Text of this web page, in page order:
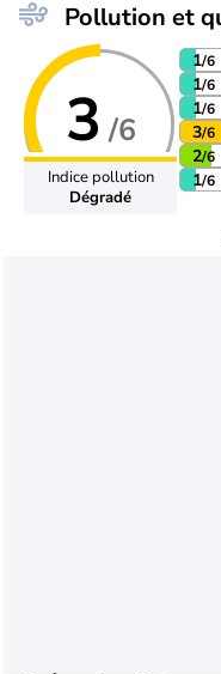
Pollution et
3 /6
Indice pollution
Dégradé
1/6
1/6
1/6
3/6
2/6
1/6